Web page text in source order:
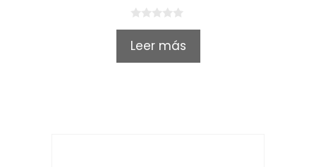
0
u
Leer más